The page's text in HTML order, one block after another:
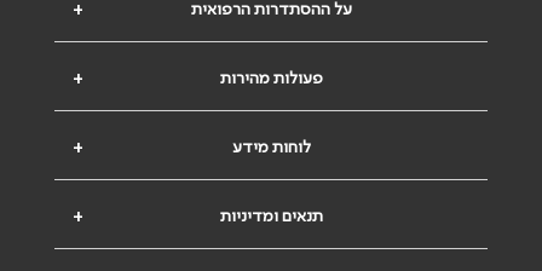
+ על ההסתדרות הרפואית
+ פעולות מהירות
+ לוחות מידע
+ תנאים ומדיניות